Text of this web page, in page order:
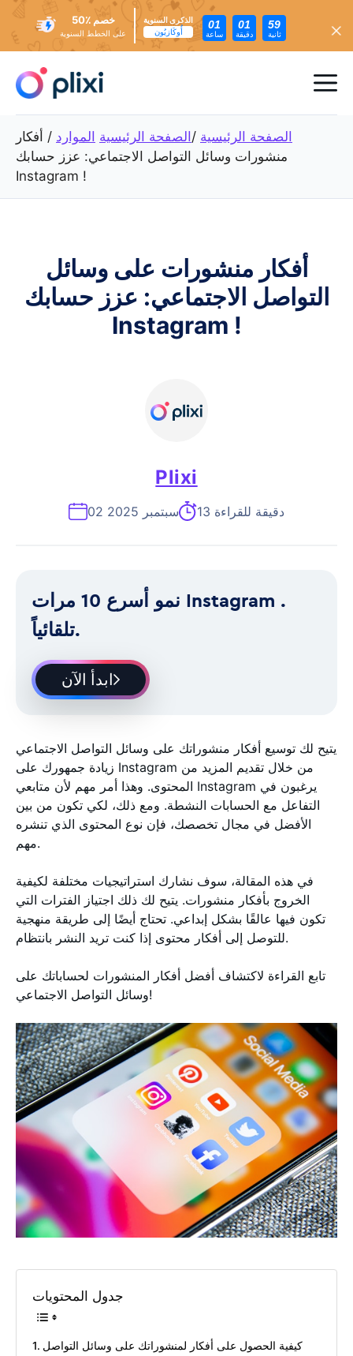
إلى
المحتوى
خصم ٪50
على الخطط السنوية
الذكرى السنوية
أُوكَازيُون
01
ساعة
01
دقيقة
57
ثانية
الصفحة الرئيسية / الصفحة الرئيسية الموارد / أفكار
منشورات وسائل التواصل الاجتماعي: عزز حسابك
Instagram !
أفكار منشورات على وسائل
التواصل الاجتماعي: عزز حسابك
Instagram !
Plixi
02 سبتمبر 2025 13 دقيقة للقراءة
نمو أسرع 10 مرات Instagram .
تلقائياً.
ابدأ الآن
يتيح لك توسيع أفكار منشوراتك على وسائل التواصل الاجتماعي
زيادة جمهورك على Instagram من خلال تقديم المزيد من
المحتوى. وهذا أمر مهم لأن متابعي Instagram يرغبون في
التفاعل مع الحسابات النشطة. ومع ذلك، لكي تكون من بين
الأفضل في مجال تخصصك، فإن نوع المحتوى الذي تنشره
مهم.
في هذه المقالة، سوف نشارك استراتيجيات مختلفة لكيفية
الخروج بأفكار منشورات. يتيح لك ذلك اجتياز الفترات التي
تكون فيها عالقًا بشكل إبداعي. تحتاج أيضًا إلى طريقة منهجية
للتوصل إلى أفكار محتوى إذا كنت تريد النشر بانتظام.
تابع القراءة لاكتشاف أفضل أفكار المنشورات لحساباتك على
وسائل التواصل الاجتماعي!
جدول المحتويات
كيفية الحصول على أفكار لمنشوراتك على وسائل التواصل